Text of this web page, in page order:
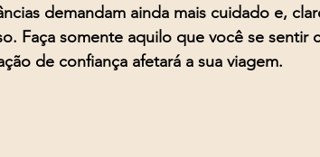
demandam ainda mais cuidado e,
Faça somente aquilo que você se sentir
de confiança afetará a sua viagem.